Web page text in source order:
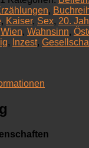
,
, Kaiser, Sex, 20.
Wien, Wahnsinn,
, Inzest,